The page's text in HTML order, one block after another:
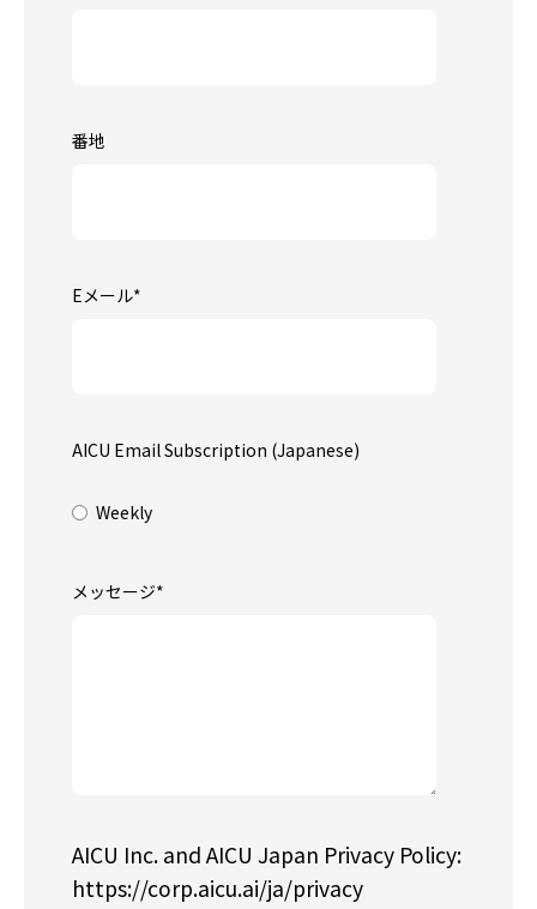
番地
Eメール*
AICU Email Subscription (Japanese)
Weekly
メッセージ*
AICU Inc. and AICU Japan Privacy Policy:
https://corp.aicu.ai/ja/privacy